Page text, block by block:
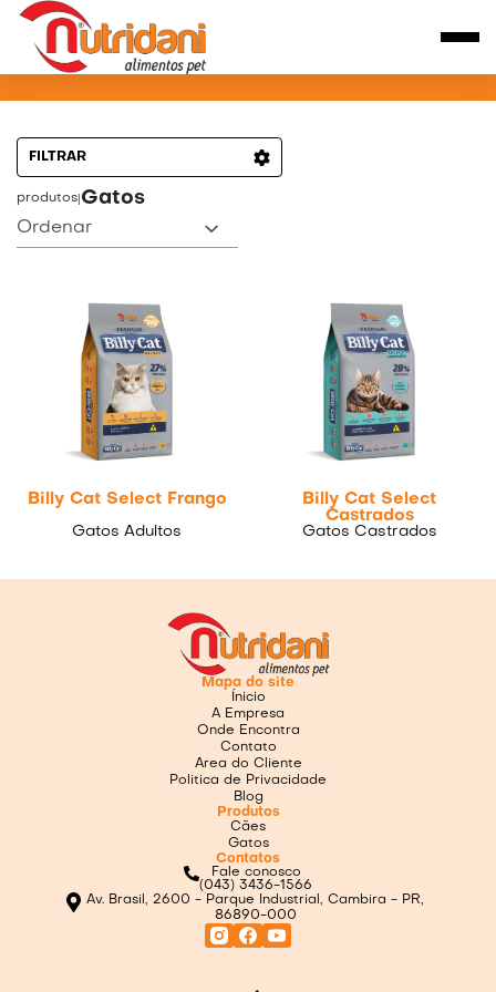
PRODUTOS PARA CÃES
FILTRAR
produtos Gatos
Ordenar
Billy Cat Select Frango
Gatos Adultos
Billy Cat Select
Castrados
Gatos Castrados
Mapa do site
Ínicio
A Empresa
Onde Encontra
Contato
Area do Cliente
Politica de Privacidade
Blog
Produtos
Cães
Gatos
Contatos
Fale conosco
(043) 3436-1566
Av. Brasil, 2600 - Parque Industrial, Cambira - PR,
86890-000